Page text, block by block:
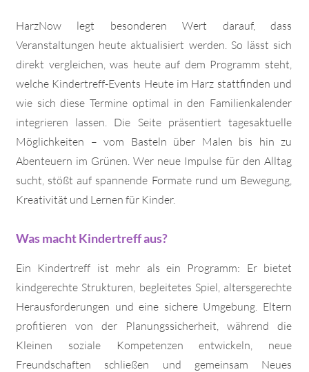
HarzNow legt besonderen Wert darauf, dass
Veranstaltungen heute aktualisiert werden. So lässt sich
direkt vergleichen, was heute auf dem Programm steht,
welche Kindertreff-Events Heute im Harz stattfinden und
wie sich diese Termine optimal in den Familienkalender
integrieren lassen. Die Seite präsentiert tagesaktuelle
Möglichkeiten – vom Basteln über Malen bis hin zu
Abenteuern im Grünen. Wer neue Impulse für den Alltag
sucht, stößt auf spannende Formate rund um Bewegung,
Kreativität und Lernen für Kinder.
Was macht Kindertreff aus?
Ein Kindertreff ist mehr als ein Programm: Er bietet
kindgerechte Strukturen, begleitetes Spiel, altersgerechte
Herausforderungen und eine sichere Umgebung. Eltern
profitieren von der Planungssicherheit, während die
Kleinen soziale Kompetenzen entwickeln, neue
Freundschaften schließen und gemeinsam Neues